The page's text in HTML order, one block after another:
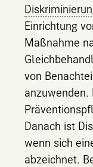
Einrichtung
Maßnahme
von
anzuwenden.
Danach ist
wenn sich
abzeichnet.